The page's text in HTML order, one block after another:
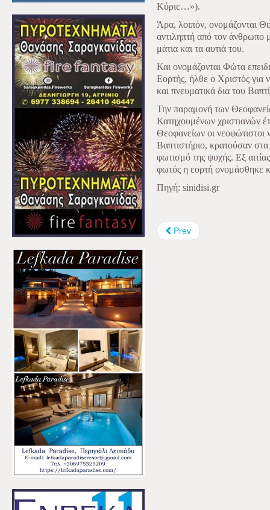
Κύριε…»).
Άρα, λοιπόν, ονομάζονται
αντιληπτή από τον άνθρωπο
μάτια και τα αυτιά του.
Και ονομάζονται Φώτα
Εορτής, ήλθε ο Χριστός για
και πνευματικά δια του
Την παραμονή των
Κατηχουμένων χριστιανών
Θεοφανείων οι νεοφώτιστοι
Βαπτιστήριο, κρατούσαν
φωτισμό της ψυχής. Εξ
φωτός η εορτή ονομάσθηκε
Πηγή: sinidisi.gr
Prev